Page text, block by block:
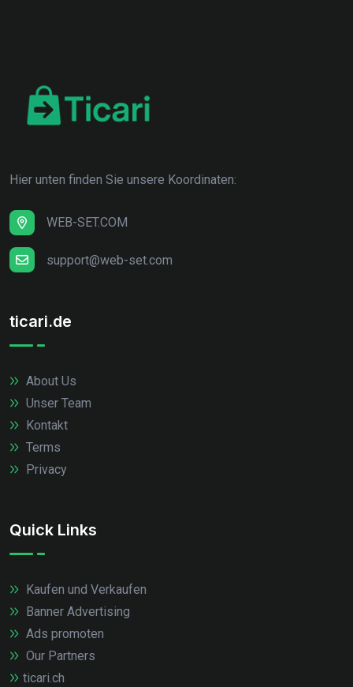
Hier unten finden Sie unsere Koordinaten:
WEB-SET.COM
support@web-set.com
ticari.de
About Us
Unser Team
Kontakt
Terms
Privacy
Quick Links
Kaufen und Verkaufen
Banner Advertising
Ads promoten
Our Partners
ticari.ch